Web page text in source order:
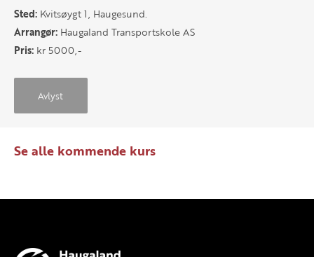
Sted: Kvitsøygt 1, Haugesund.
Arrangør: Haugaland Transportskole AS
Pris: kr 5000,-
Avlyst
Se alle kommende kurs